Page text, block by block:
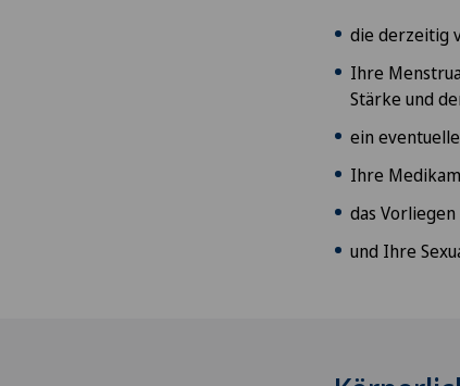
die derzeitig
Ihre
Stärke und
ein
Ihre
das
und Ihre